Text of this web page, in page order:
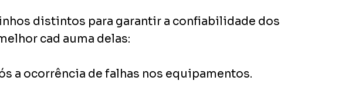
distintos para garantir a confiabilidade dos
cad auma delas:
a ocorrência de falhas nos equipamentos.